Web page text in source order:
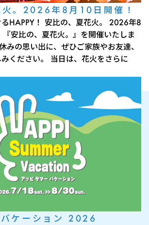
火。2026年8月10日開催！
HAPPY！ 安比の、夏花火。 2026年8
安比の、夏花火。』を開催いたしま
みの思い出に、ぜひご家族やお友達、
ください。 当日は、花火をさらに
ケーション 2026